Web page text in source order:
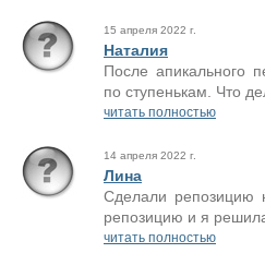
15 апреля 2022 г.
Наталия
После апикального
по ступенькам. Что
читать полностью
14 апреля 2022 г.
Лина
Сделали репозицию
репозицию и я
читать полностью